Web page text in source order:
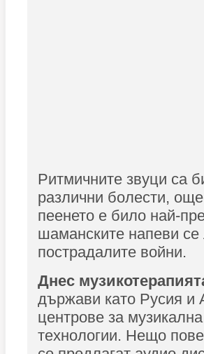
Ритмичните звуци са
различни болести,
пеенето е било най-
шаманските напеви се
пострадалите войни.
Днес
държави като Русия и
центрове за
технологии. Нещо